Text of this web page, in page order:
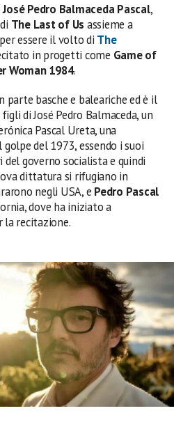
José Pedro Balmaceda Pascal,
The Last of Us assieme a
essere il volto di The
in progetti come Game of
Woman 1984.
parte basche e baleariche ed è il
di José Pedro Balmaceda, un
Pascal Ureta, una
del 1973, essendo i suoi
governo socialista e quindi
dittatura si rifugiano in
negli USA, e Pedro Pascal
dove ha iniziato a
la recitazione.